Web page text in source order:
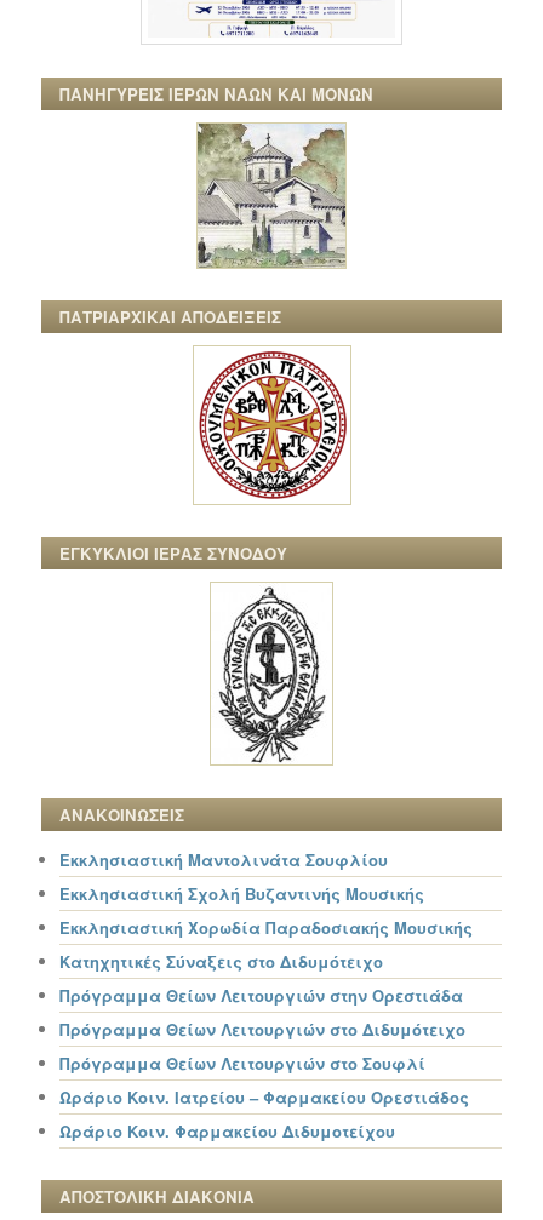
ΠΑΝΗΓΥΡΕΙΣ ΙΕΡΩΝ ΝΑΩΝ ΚΑΙ ΜΟΝΩΝ
ΠΑΤΡΙΑΡΧΙΚΑΙ ΑΠΟΔΕΙΞΕΙΣ
ΕΓΚΥΚΛΙΟΙ ΙΕΡΑΣ ΣΥΝΟΔΟΥ
ΑΝΑΚΟΙΝΩΣΕΙΣ
Εκκλησιαστική Μαντολινάτα Σουφλίου
Εκκλησιαστική Σχολή Βυζαντινής Μουσικής
Εκκλησιαστική Χορωδία Παραδοσιακής Μουσικής
Κατηχητικές Σύναξεις στο Διδυμότειχο
Πρόγραμμα Θείων Λειτουργιών στην Ορεστιάδα
Πρόγραμμα Θείων Λειτουργιών στο Διδυμότειχο
Πρόγραμμα Θείων Λειτουργιών στο Σουφλί
Ωράριο Κοιν. Ιατρείου – Φαρμακείου Ορεστιάδος
Ωράριο Κοιν. Φαρμακείου Διδυμοτείχου
ΑΠΟΣΤΟΛΙΚΗ ΔΙΑΚΟΝΙΑ